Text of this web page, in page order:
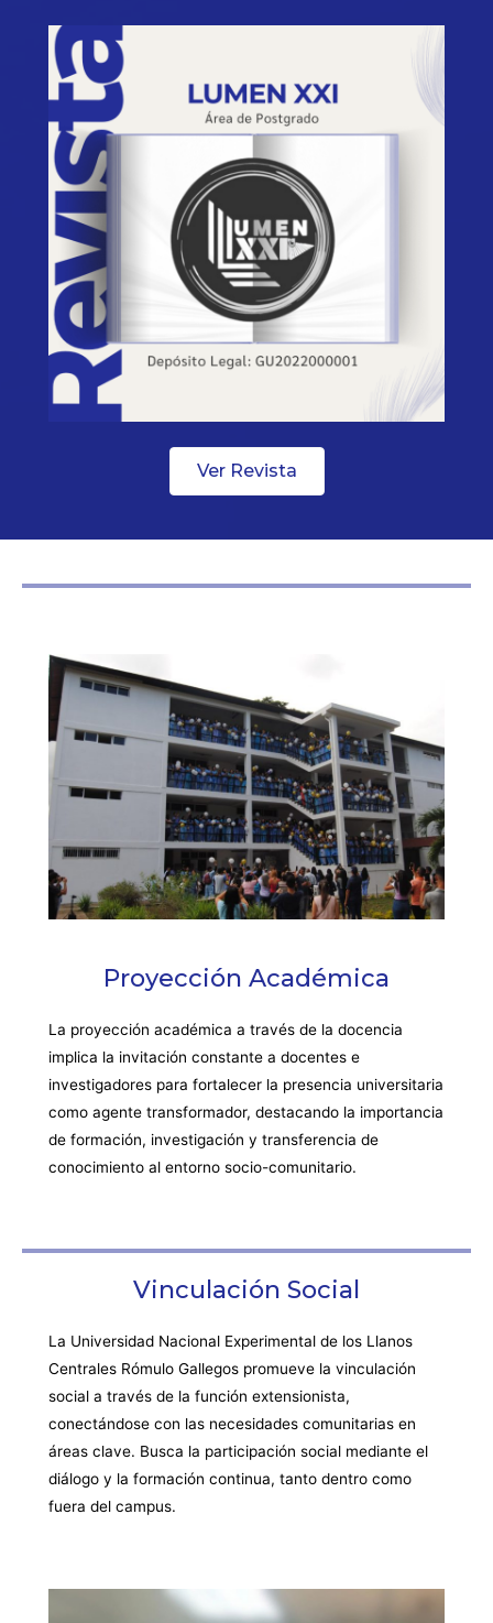
Ver Revista
Proyección Académica
La proyección académica a través de la docencia
implica la invitación constante a docentes e
investigadores para fortalecer la presencia universitaria
como agente transformador, destacando la importancia
de formación, investigación y transferencia de
conocimiento al entorno socio-comunitario.
Vinculación Social
La Universidad Nacional Experimental de los Llanos
Centrales Rómulo Gallegos promueve la vinculación
social a través de la función extensionista,
conectándose con las necesidades comunitarias en
áreas clave. Busca la participación social mediante el
diálogo y la formación continua, tanto dentro como
fuera del campus.